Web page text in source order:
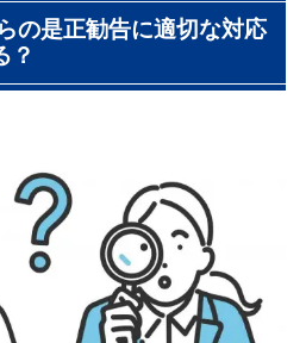
の是正勧告に適切な対応
？